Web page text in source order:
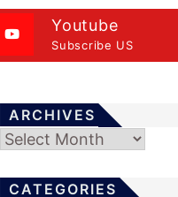
Youtube
Subscribe US
ARCHIVES
Archives
CATEGORIES